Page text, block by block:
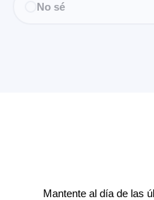
No sé
Mantente al día de las